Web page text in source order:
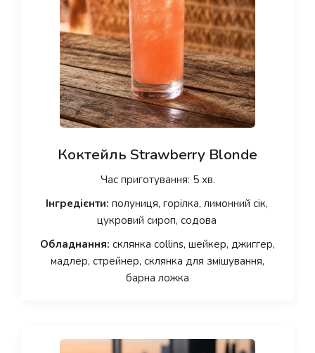
Коктейль Strawberry Blonde
Час приготування: 5 хв.
Інгредієнти: полуниця, горілка, лимонний сік,
цукровий сироп, содова
Обладнання: склянка collins, шейкер, джиггер,
мадлер, стрейнер, склянка для змішування,
барна ложка